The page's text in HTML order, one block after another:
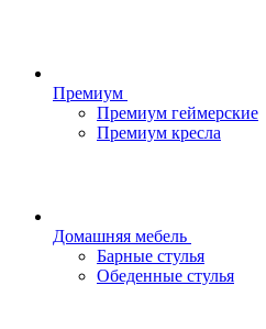
Премиум
Премиум геймерские
Премиум кресла
Домашняя мебель
Барные стулья
Обеденные стулья